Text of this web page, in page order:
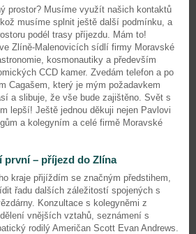
prostor? Musíme využít našich kontaktů
musíme splnit ještě další podmínku, a
podél trasy příjezdu. Mám to!
Zlíně-Malenovicích sídlí firmy Moravské
kosmonautiky a především
CCD kamer. Zvedám telefon a po
Cagašem, který je mým požadavkem
a slibuje, že vše bude zajištěno. Svět s
lepší! Ještě jednou děkuji nejen Pavlovi
a kolegyním a celé firmě Moravské
první – příjezd do Zlína
kraje přijíždím se značným předstihem,
řadu dalších záležitostí spojených s
Konzultace s kolegyněmi z
vnějších vztahů, seznámení s
rodilý Američan Scott Evan Andrews.